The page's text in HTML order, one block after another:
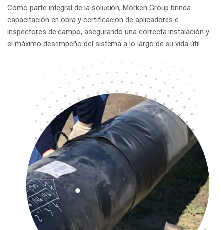
Como parte integral de la solución, Morken Group brinda
capacitación en obra y certificación de aplicadores e
inspectores de campo, asegurando una correcta instalación y
el máximo desempeño del sistema a lo largo de su vida útil.